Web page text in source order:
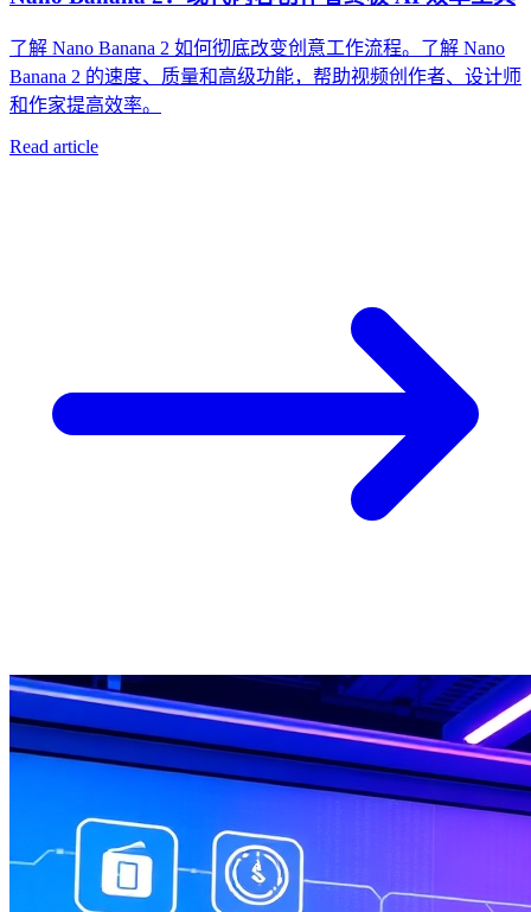
了解 Nano Banana 2 如何彻底改变创意工作流程。了解 Nano
Banana 2 的速度、质量和高级功能，帮助视频创作者、设计师
和作家提高效率。
Read article